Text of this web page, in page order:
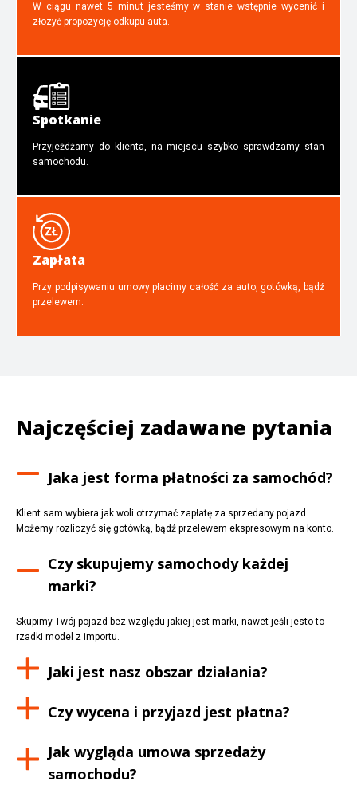
W ciągu nawet 5 minut jesteśmy w stanie wstępnie wycenić i
złozyć propozycję odkupu auta.
Spotkanie
Przyjeżdżamy do klienta, na miejscu szybko sprawdzamy stan
samochodu.
Zapłata
Przy podpisywaniu umowy płacimy całość za auto, gotówką, bądź
przelewem.
Najczęściej zadawane pytania
Jaka jest forma płatności za samochód?
Klient sam wybiera jak woli otrzymać zapłatę za sprzedany pojazd.
Możemy rozliczyć się gotówką, bądź przelewem ekspresowym na konto.
Czy skupujemy samochody każdej
marki?
Skupimy Twój pojazd bez względu jakiej jest marki, nawet jeśli jesto to
rzadki model z importu.
Jaki jest nasz obszar działania?
Czy wycena i przyjazd jest płatna?
Jak wygląda umowa sprzedaży
samochodu?